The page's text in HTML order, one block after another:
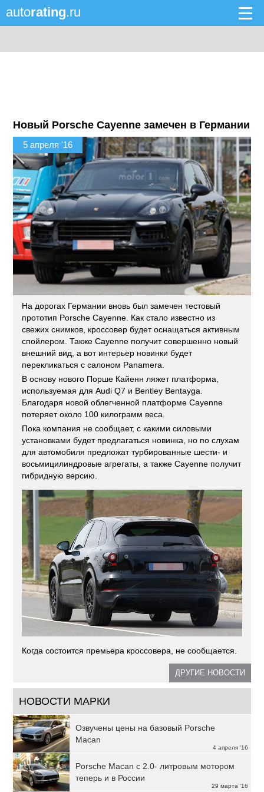
autorating.ru
Новый Porsche Cayenne замечен в Германии
5 апреля '16
На дорогах Германии вновь был замечен тестовый
прототип Porsche Cayenne. Как стало известно из
свежих снимков, кроссовер будет оснащаться активным
спойлером. Также Cayenne получит совершенно новый
внешний вид, а вот интерьер новинки будет
перекликаться с салоном Panamera.
В основу нового Порше Кайенн ляжет платформа,
используемая для Audi Q7 и Bentley Bentayga.
Благодаря новой облегченной платформе Cayenne
потеряет около 100 килограмм веса.
Пока компания не сообщает, с какими силовыми
установками будет предлагаться новинка, но по слухам
для автомобиля предложат турбированные шести- и
восьмицилиндровые агрегаты, а также Cayenne получит
гибридную версию.
Когда состоится премьера кроссовера, не сообщается.
ДРУГИЕ НОВОСТИ
НОВОСТИ МАРКИ
4 апреля '16
Озвучены цены на базовый Porsche
Macan
29 марта '16
Porsche Macan с 2.0- литровым мотором
теперь и в России